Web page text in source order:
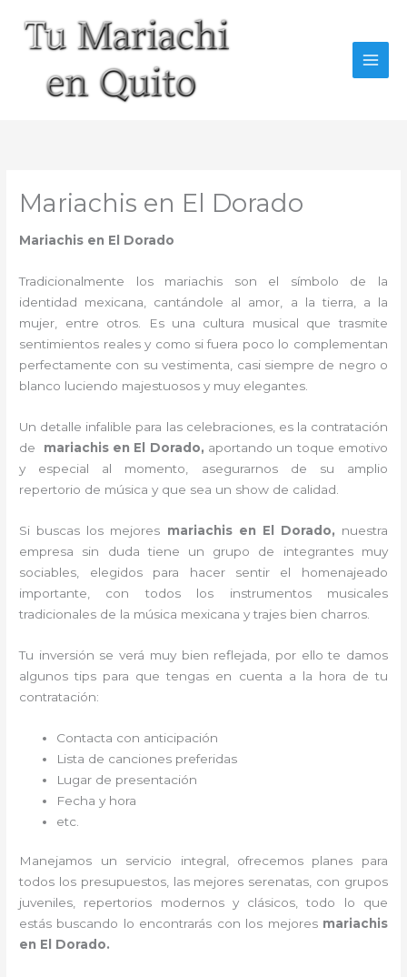
contenido
Mariachis en El Dorado
Mariachis en El Dorado
Tradicionalmente los mariachis son el símbolo de la
identidad mexicana, cantándole al amor, a la tierra, a la
mujer, entre otros. Es una cultura musical que trasmite
sentimientos reales y como si fuera poco lo complementan
perfectamente con su vestimenta, casi siempre de negro o
blanco luciendo majestuosos y muy elegantes.
Un detalle infalible para las celebraciones, es la contratación
de mariachis en El Dorado, aportando un toque emotivo
y especial al momento, asegurarnos de su amplio
repertorio de música y que sea un show de calidad.
Si buscas los mejores mariachis en El Dorado, nuestra
empresa
sin duda tiene un grupo de integrantes muy
sociables, elegidos para hacer sentir el homenajeado
importante, con todos los instrumentos musicales
tradicionales de la música mexicana y trajes bien charros.
Tu inversión se verá muy bien reflejada, por ello te damos
algunos tips para que tengas en cuenta a la hora de tu
contratación:
Contacta con anticipación
Lista de canciones preferidas
Lugar de presentación
Fecha y hora
etc.
Manejamos un servicio integral, ofrecemos planes para
todos los presupuestos, las mejores serenatas, con grupos
juveniles, repertorios modernos y clásicos, todo lo que
estás buscando lo encontrarás con los mejores mariachis
en El Dorado.